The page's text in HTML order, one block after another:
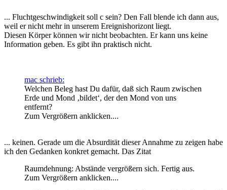
... Fluchtgeschwindigkeit soll c sein? Den Fall blende ich dann aus,
weil er nicht mehr in unserem Ereignishorizont liegt.
Diesen Körper können wir nicht beobachten. Er kann uns keine
Information geben. Es gibt ihn praktisch nicht.
mac schrieb:
Welchen Beleg hast Du dafür, daß sich Raum zwischen
Erde und Mond ‚bildet‘, der den Mond von uns
entfernt?
Zum Vergrößern anklicken....
... keinen. Gerade um die Absurdität dieser Annahme zu zeigen habe
ich den Gedanken konkret gemacht. Das Zitat
Raumdehnung: Abstände vergrößern sich. Fertig aus.
Zum Vergrößern anklicken....